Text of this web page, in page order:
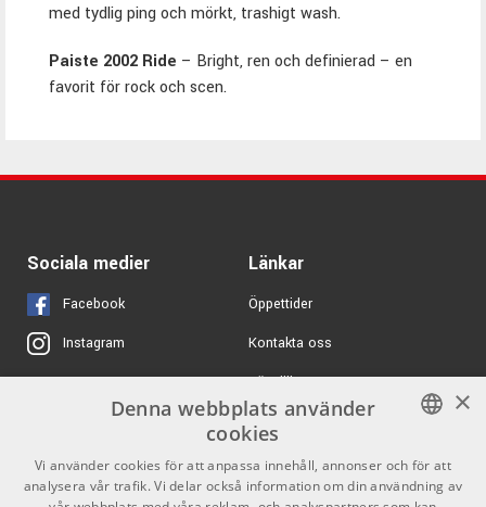
med tydlig ping och mörkt, trashigt wash.
Paiste 2002 Ride – Bright, ren och definierad – en
favorit för rock och scen.
Sociala medier
Facebook
Instagram
X
Youtube
TikTok
Länkar
Öppettider
Kontakta oss
Köpvillkor
Butiken
Varumärken
GDPR & Cookies
SWEDISH
ENGLISH
×
Denna webbplats använder
cookies
Vi använder cookies för att anpassa innehåll, annonser och för att
analysera vår trafik. Vi delar också information om din användning av